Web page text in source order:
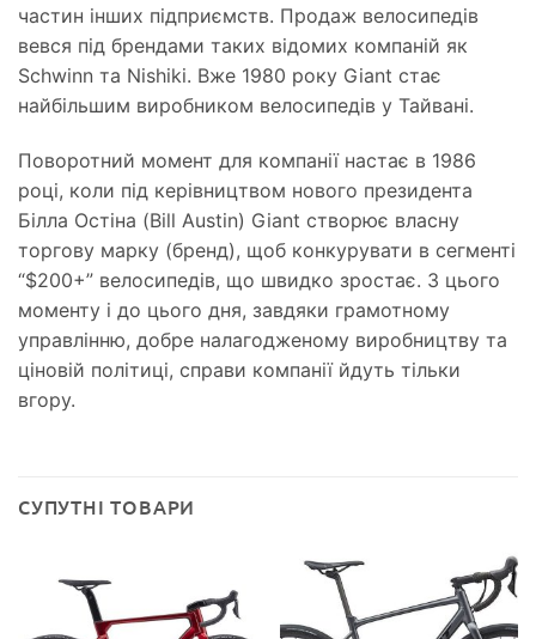
частин інших підприємств. Продаж велосипедів
вевся під брендами таких відомих компаній як
Schwinn та Nishiki. Вже 1980 року Giant стає
найбільшим виробником велосипедів у Тайвані.
Поворотний момент для компанії настає в 1986
році, коли під керівництвом нового президента
Білла Остіна (Bill Austin) Giant створює власну
торгову марку (бренд), щоб конкурувати в сегменті
“$200+” велосипедів, що швидко зростає. З цього
моменту і до цього дня, завдяки грамотному
управлінню, добре налагодженому виробництву та
ціновій політиці, справи компанії йдуть тільки
вгору.
СУПУТНІ ТОВАРИ